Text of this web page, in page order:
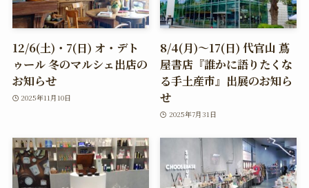
12/6(土)・7(日) オ・デト
ゥール 冬のマルシェ出店の
お知らせ
2025年11月10日
8/4(月)～17(日) 代官山 蔦
屋書店『誰かに語りたくな
る手土産市』出展のお知ら
せ
2025年7月31日